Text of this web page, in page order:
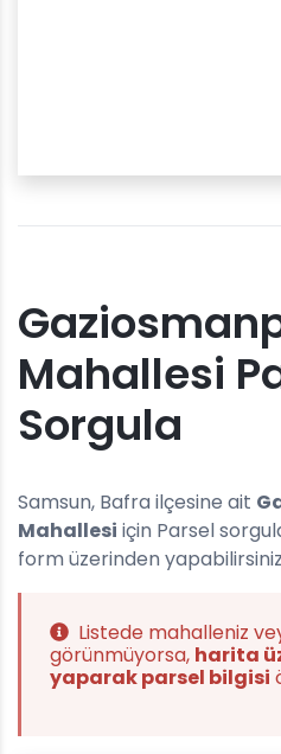
Mahallesi
Sorgula
Samsun, Bafra ilçesine ait
Mahallesi için Parsel
form üzerinden
Listede mahalleniz
görünmüyorsa, harita
yaparak parsel bilgisi